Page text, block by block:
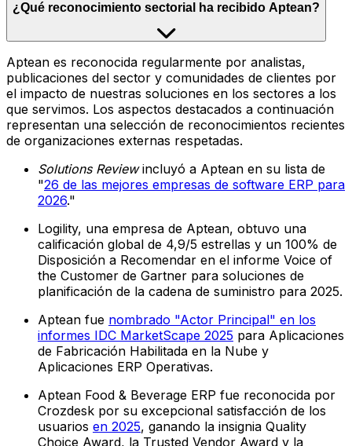
¿Qué reconocimiento sectorial ha recibido Aptean?
Aptean es reconocida regularmente por analistas,
publicaciones del sector y comunidades de clientes por
el impacto de nuestras soluciones en los sectores a los
que servimos. Los aspectos destacados a continuación
representan una selección de reconocimientos recientes
de organizaciones externas respetadas.
Solutions Reviewincluyó a Aptean en su lista de
"26 de las mejores empresas de software ERP para
2026."
Logility, una empresa de Aptean, obtuvo una
calificación global de 4,9/5 estrellas y un 100% de
Disposición a Recomendar en el informe Voice of
the Customer de Gartner para soluciones de
planificación de la cadena de suministro para 2025.
Aptean fue nombrado "Actor Principal" en los
informes IDC MarketScape 2025 para Aplicaciones
de Fabricación Habilitada en la Nube y
Aplicaciones ERP Operativas.
Aptean Food & Beverage ERP fue reconocida por
Crozdesk por su excepcional satisfacción de los
usuarios en 2025, ganando la insignia Quality
Choice Award, la Trusted Vendor Award y la